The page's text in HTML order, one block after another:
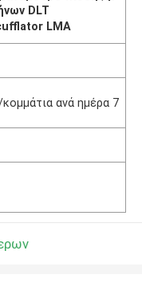
DLT
LMA
ανά ημέρα 7